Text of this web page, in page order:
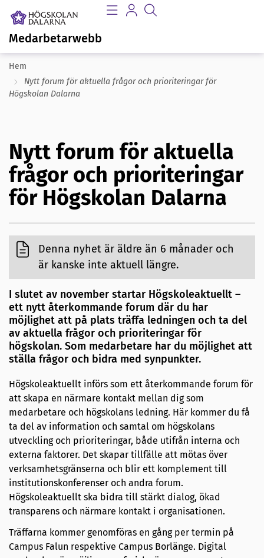
Medarbetarwebb
Hem
Nytt forum för aktuella frågor och prioriteringar för
Högskolan Dalarna
Nytt forum för aktuella
frågor och prioriteringar
för Högskolan Dalarna
Denna nyhet är äldre än 6 månader och
är kanske inte aktuell längre.
I slutet av november startar Högskoleaktuellt –
ett nytt återkommande forum där du har
möjlighet att på plats träffa ledningen och ta del
av aktuella frågor och prioriteringar för
högskolan. Som medarbetare har du möjlighet att
ställa frågor och bidra med synpunkter.
Högskoleaktuellt införs som ett återkommande forum för
att skapa en närmare kontakt mellan dig som
medarbetare och högskolans ledning. Här kommer du få
ta del av information och samtal om högskolans
utveckling och prioriteringar, både utifrån interna och
externa faktorer. Det skapar tillfälle att mötas över
verksamhetsgränserna och blir ett komplement till
institutionskonferenser och andra forum.
Högskoleaktuellt ska bidra till stärkt dialog, ökad
transparens och närmare kontakt i organisationen.
Träffarna kommer genomföras en gång per termin på
Campus Falun respektive Campus Borlänge. Digital